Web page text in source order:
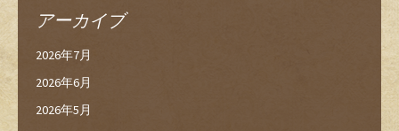
アーカイブ
2026年7月
2026年6月
2026年5月